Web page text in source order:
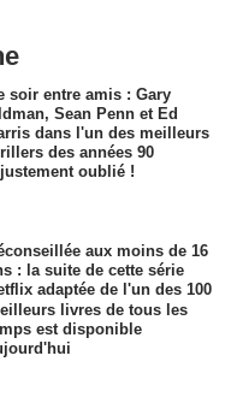
soir entre amis : Gary
Sean Penn et Ed
dans l'un des meilleurs
des années 90
oublié !
aux moins de 16
: la suite de cette série
adaptée de l'un des 100
livres de tous les
est disponible